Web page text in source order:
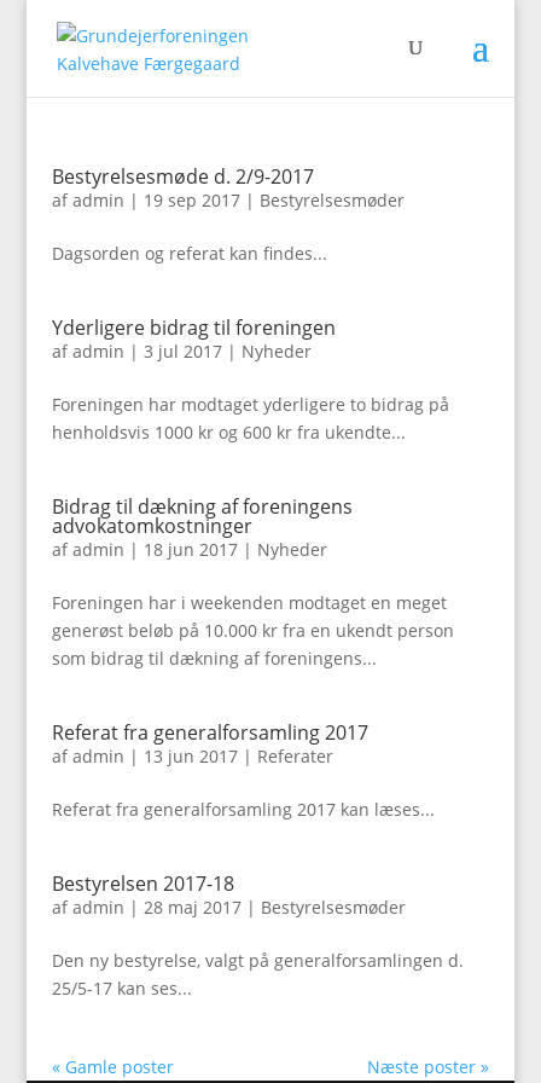
Bestyrelsesmøde d. 2/9-2017
afadmin | 19 sep 2017| Bestyrelsesmøder
Dagsorden og referat kan findes...
Yderligere bidrag til foreningen
afadmin | 3 jul 2017| Nyheder
Foreningen har modtaget yderligere to bidrag på
henholdsvis 1000 kr og 600 kr fra ukendte...
Bidrag til dækning af foreningens
advokatomkostninger
afadmin | 18 jun 2017| Nyheder
Foreningen har i weekenden modtaget en meget
generøst beløb på 10.000 kr fra en ukendt person
som bidrag til dækning af foreningens...
Referat fra generalforsamling 2017
afadmin | 13 jun 2017| Referater
Referat fra generalforsamling 2017 kan læses...
Bestyrelsen 2017-18
afadmin | 28 maj 2017| Bestyrelsesmøder
Den ny bestyrelse, valgt på generalforsamlingen d.
25/5-17 kan ses...
« Gamle poster Næste poster »